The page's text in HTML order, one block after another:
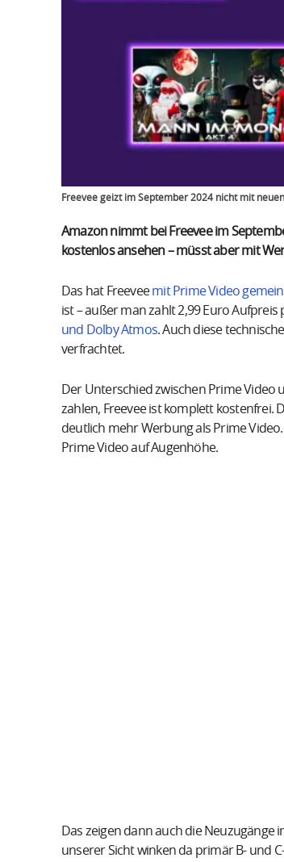
Freevee geizt im September 2024 nicht mit
Amazon nimmt bei Freevee im
kostenlos ansehen – müsst aber mit
Das hat Freeveemit Prime Video
ist – außer man zahlt 2,99 Euro
und Dolby Atmos. Auch diese
verfrachtet.
Der Unterschied zwischen Prime
zahlen, Freevee ist komplett kostenfrei.
deutlich mehr Werbung als Prime
Prime Video auf Augenhöhe.
Das zeigen dann auch die
unserer Sicht winken da primär B- und